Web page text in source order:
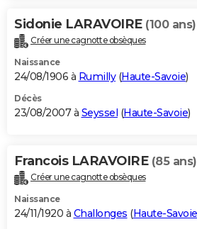
Sidonie LARAVOIRE (100 ans)
Créer une cagnotte obsèques
Naissance
24/08/1906 à Rumilly(Haute-Savoie)
Décès
23/08/2007 à Seyssel (Haute-Savoie)
Francois LARAVOIRE (85 ans)
Créer une cagnotte obsèques
Naissance
24/11/1920 à Challonges (Haute-Savoie